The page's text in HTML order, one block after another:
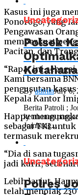
Kasus ini juga
Ponorogo, yang
Pengawasan
memperkuat
Pacitan, dan
“Rapat ini
Kami bersama
pengusutan kasus
Kepala Kantor
Happy
sebagai TKI
termasuk
“Dia di sana
jadi kurir,
Lebih lanjut,
telah menolak
Polsek
ByadminJuly 6,
Berita Patroli ;
ketahanan
Jombang...
Polres